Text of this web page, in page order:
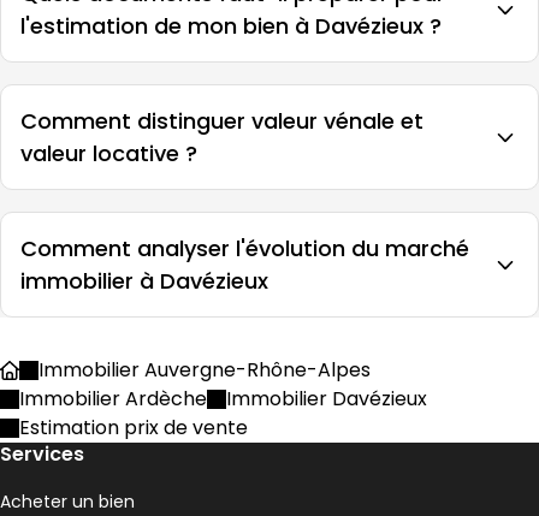
l'estimation de mon bien à Davézieux ?
Comment distinguer valeur vénale et
valeur locative ?
Comment analyser l'évolution du marché
immobilier à Davézieux
AccueilImmobilier Auvergne-Rhône-Alpes
Immobilier Ardèche
Immobilier Davézieux
Estimation prix de vente
Services
Acheter un bien